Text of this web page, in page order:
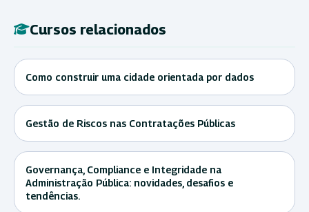
Cursos relacionados
Como construir uma cidade orientada por dados
Gestão de Riscos nas Contratações Públicas
Governança, Compliance e Integridade na
Administração Pública: novidades, desafios e
tendências.